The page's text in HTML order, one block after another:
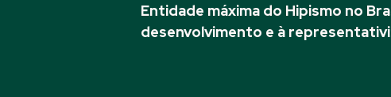
Entidade máxima do Hipismo no
desenvolvimento e à